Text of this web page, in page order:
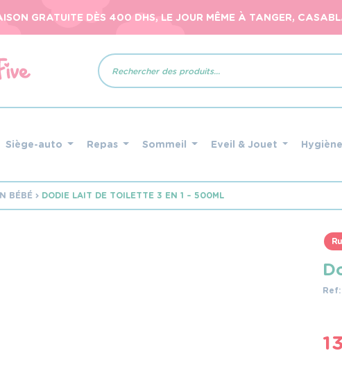
GRATUITE DÈS 400 DHS, LE JOUR MÊME À TANGER,
Recherche
de
produits
Siège-auto Repas Sommeil Eveil & Jouet Hygiène
BÉBÉ DODIE LAIT DE TOILETTE 3 EN 1 – 500ML